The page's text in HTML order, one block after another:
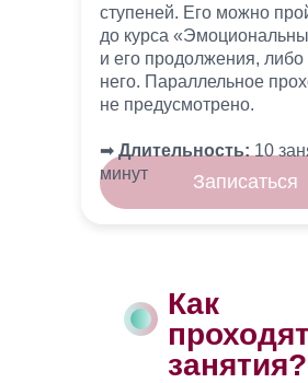
Записаться
ступеней. Его можно
до курса
и его продолжения, либо
него. Параллельное
не предусмотрено.
➡︎ Длительность: 10
минут
Как
проходят
занятия?